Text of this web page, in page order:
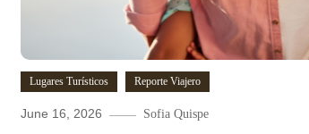
Lugares Turísticos Reporte Viajero
June 16, 2026 Sofia Quispe